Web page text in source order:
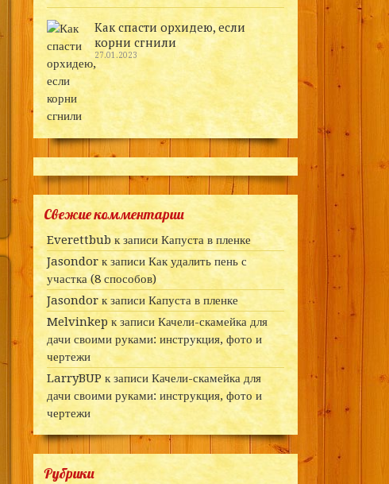
Как спасти орхидею, если
корни сгнили
27.01.2023
Свежие комментарии
Everettbubк записи Капуста в пленке
Jasondorк записиКак удалить пень с
участка (8 способов)
Jasondorк записи Капуста в пленке
Melvinkepк записи Качели-скамейка для
дачи своими руками: инструкция, фото и
чертежи
LarryBUP к записи Качели-скамейка для
дачи своими руками: инструкция, фото и
чертежи
Рубрики